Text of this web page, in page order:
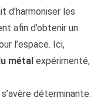
d’harmoniser les
afin d’obtenir un
l’espace. Ici,
métal expérimenté,
s’avère déterminante.